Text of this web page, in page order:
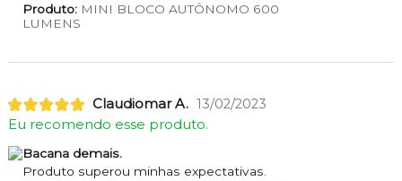
Produto:MINI BLOCO AUTÔNOMO 600
LUMENS
Claudiomar A. 13/02/2023
Eu recomendo esse produto.
Bacana demais.
Produto superou minhas expectativas.